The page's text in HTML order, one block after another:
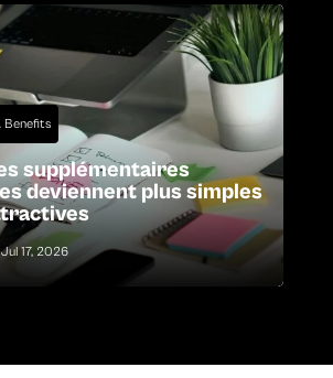
Benefits
supplémentaires
deviennent plus simples
Jul 17, 2026